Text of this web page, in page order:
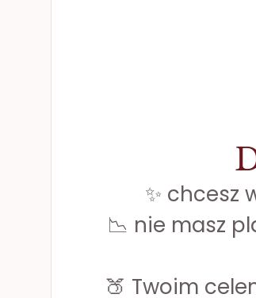
✨ chcesz
📉 nie masz
🍑 Twoim